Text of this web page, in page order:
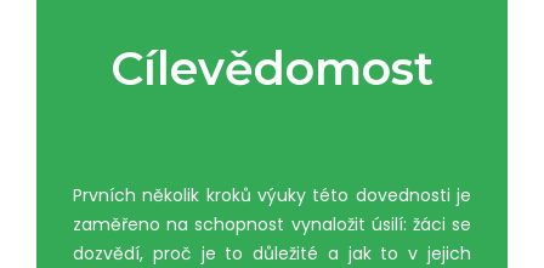
Cílevědomost
Prvních několik kroků výuky této dovednosti je
zaměřeno na schopnost vynaložit úsilí: žáci se
dozvědí, proč je to důležité a jak to v jejich